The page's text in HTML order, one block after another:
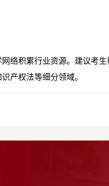
络积累行业资源。建议考生
产权法等细分领域。